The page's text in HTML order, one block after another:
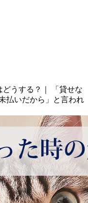
うする？｜ 「貸せな
払いだから」と言われ